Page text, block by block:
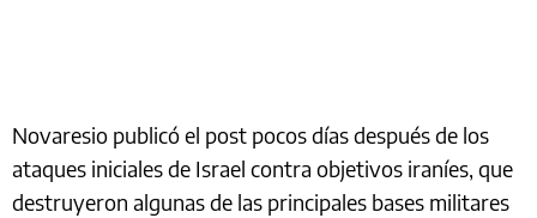
Novaresio publicó el post pocos días después de los
ataques iniciales de Israel contra objetivos iraníes, que
destruyeron algunas de las principales bases militares